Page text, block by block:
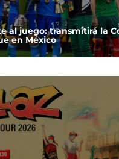
al juego: transmitirá la
en México